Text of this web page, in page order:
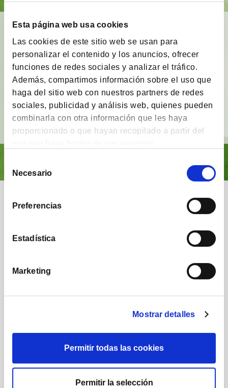
Esta página web usa cookies
Las cookies de este sitio web se usan para
personalizar el contenido y los anuncios, ofrecer
funciones de redes sociales y analizar el tráfico.
Además, compartimos información sobre el uso que
haga del sitio web con nuestros partners de redes
sociales, publicidad y análisis web, quienes pueden
combinarla con otra información que les haya
proporcionado o que hayan recopilado a partir del
deNecesario
Preferencias
Estadística
Marketing
Mostrar detalles
Permitir todas las cookies
Permitir la selección
BrainVestor: Psicología financiera
App gratuitaque tiene como finalidadacompañar
a los inversoresen sus distintas etapas de
inversión y proporcionarles herramientas y
técnicas del campo de la
Ver vídeo
Nuestra comunidad
1.222 1.732
Seguidores